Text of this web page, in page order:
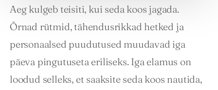
Aeg kulgeb teisiti, kui seda koos jagada.
Õrnad rütmid, tähendusrikkad hetked ja
personaalsed puudutused muudavad iga
päeva pingutuseta eriliseks. Iga elamus on
loodud selleks, et saaksite seda koos nautida,